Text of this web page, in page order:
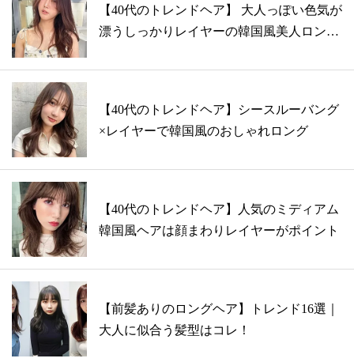
【40代のトレンドヘア】 大人っぽい色気が
漂うしっかりレイヤーの韓国風美人ロン
【40代のトレンドヘア】シースルーバング
×レイヤーで韓国風のおしゃれロング
【40代のトレンドヘア】人気のミディアム
韓国風ヘアは顔まわりレイヤーがポイント
【前髪ありのロングヘア】トレンド16選｜
大人に似合う髪型はコレ！